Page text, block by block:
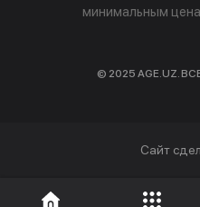
минимальным
© 2025 AGE.UZ.
Cайт